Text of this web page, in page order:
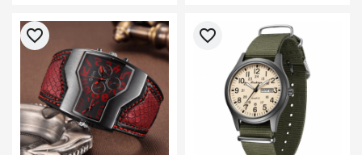
favorite_border favorite_border